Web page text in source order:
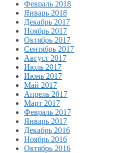
Февраль 2018
Январь 2018
Декабрь 2017
Ноябрь 2017
Октябрь 2017
Сентябрь 2017
Август 2017
Июль 2017
Июнь 2017
Май 2017
Апрель 2017
Март 2017
Февраль 2017
Январь 2017
Декабрь 2016
Ноябрь 2016
Октябрь 2016